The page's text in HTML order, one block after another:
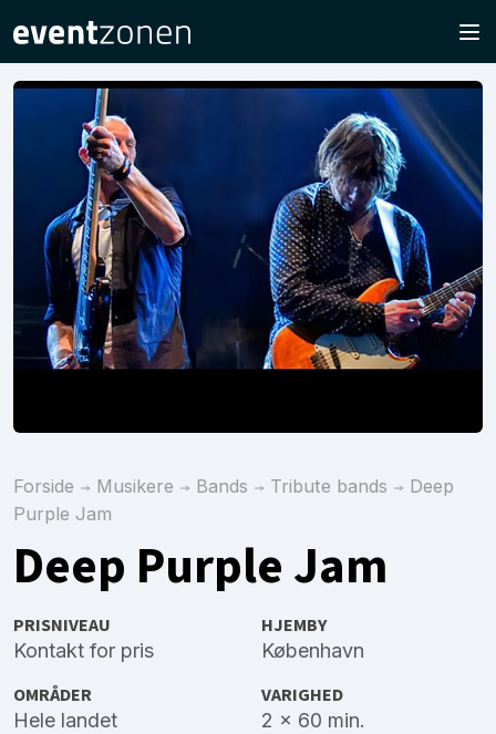
Forside Musikere Bands Tribute bands
Deep
Purple Jam
Deep Purple Jam
PRISNIVEAU
Kontakt for pris
HJEMBY
København
OMRÅDER
Hele landet
VARIGHED
2 x 60 min.